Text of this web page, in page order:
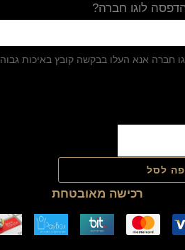
לוגו חברה?
חברה אנא העלו בבקשה קובץ באיכות גבוה
לסל
רכישה מאובטחת